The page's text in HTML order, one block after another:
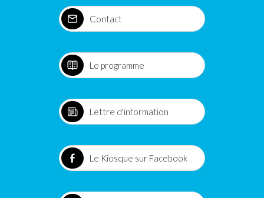
Contact
Le programme
Lettre d'information
Le Kiosque sur Facebook